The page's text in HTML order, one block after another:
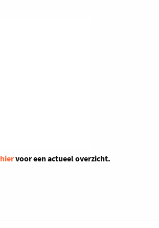
hiervoor een actueel overzicht.